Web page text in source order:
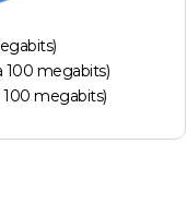
100 megabits)
megabits)